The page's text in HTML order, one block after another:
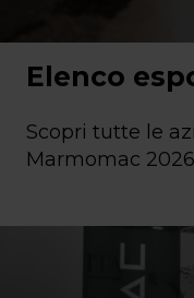
Elenco
Scopri tutte le
Marmomac 2026